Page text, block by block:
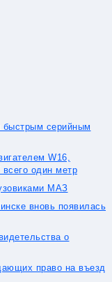
быстрым серийным
W16,
один метр
МАЗ
вновь появилась
о
право на въезд